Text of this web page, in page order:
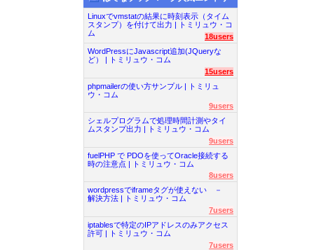
Linuxでvmstatの結果に時刻表示（タイム
スタンプ）を付けて出力 | トミリュウ・コ
ム
18users
WordPressにJavascript追加(JQueryな
ど） | トミリュウ・コム
15users
phpmailerの使い方サンプル | トミリュ
ウ・コム
9users
シェルプログラムで処理時間計測やタイ
ムスタンプ出力 | トミリュウ・コム
9users
fuelPHP で PDOを使ってOracle接続する
時の注意点 | トミリュウ・コム
8users
wordpressでiframeタグが使えない －
解決方法 | トミリュウ・コム
7users
iptablesで特定のIPアドレスのみアクセス
許可 | トミリュウ・コム
7users